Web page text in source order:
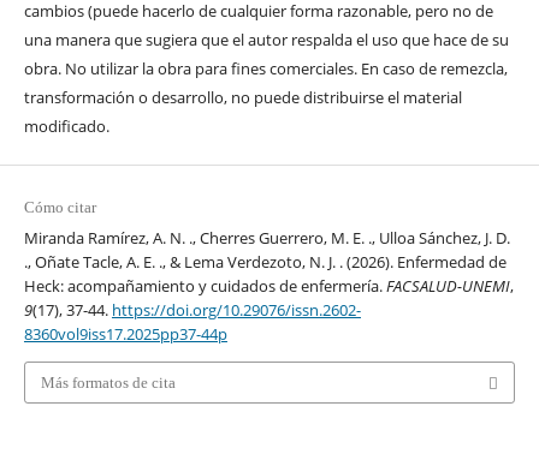
cambios (puede hacerlo de cualquier forma razonable, pero no de
una manera que sugiera que el autor respalda el uso que hace de su
obra. No utilizar la obra para fines comerciales. En caso de remezcla,
transformación o desarrollo, no puede distribuirse el material
modificado.
Cómo citar
Miranda Ramírez, A. N. ., Cherres Guerrero, M. E. ., Ulloa Sánchez, J. D.
., Oñate Tacle, A. E. ., & Lema Verdezoto, N. J. . (2026). Enfermedad de
Heck: acompañamiento y cuidados de enfermería.FACSALUD-UNEMI,
9(17), 37-44. https://doi.org/10.29076/issn.2602-
8360vol9iss17.2025pp37-44p
Más formatos de cita